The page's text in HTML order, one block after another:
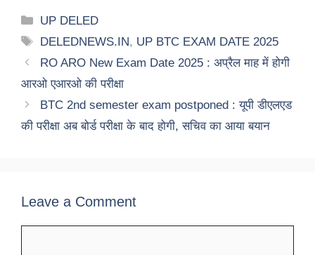
Categories
UP DELED
Tags
DELEDNEWS.IN, UP BTC EXAM DATE 2025
RO ARO New Exam Date 2025 : अप्रैल माह में होगी
आरओ एआरओ की परीक्षा
BTC 2nd semester exam postponed : यूपी डीएलएड
की परीक्षा अब बोर्ड परीक्षा के बाद होगी, सचिव का आया बयान
Leave a Comment